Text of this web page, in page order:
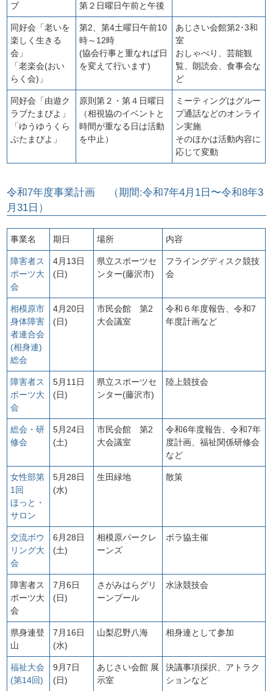
ブ
第２日曜日午前と午後
同好会「老いを
楽しく生きる
会」
「老楽会(おい
らく会)」
第2、第4土曜日午前10
時～12時
(協会行事と重なれば日
を変えて行います)
あじさい会館第2･3和
室
おしゃべり、芸能観
覧、朗読会、食事会な
ど
同好会「由遊ク
ラブたまぴよ」
「ゆうゆうくら
ぶたまぴよ」
原則第２・第４日曜日
（相視協のイベントと
時間が重なる日は活動
を中止）
ミーティングはグルー
プ通話などのオンライ
ン実施
そのほかは活動内容に
応じて変動
令和7年度事業計画 （期間:令和7年4月1日〜令和8年3
月31日）
事業名 期日 場所 内容
障害者ス
ポーツ大
会
4月13日
(日)
県立スポーツセ
ンター(藤沢市)
フライングディスク競技
会
相模原市
身体障害
者連合会
(相身連)
総会
4月20日
(日)
市民会館 第2
大会議室
令和６年度報告、令和7
年度計画など
障害者ス
ポーツ大
会
5月11日
(日)
県立スポーツセ
ンター(藤沢市)
陸上競技会
総会・研
修会
5月24日
(土)
市民会館 第2
大会議室
令和6年度報告、令和7年
度計画、福祉関係研修会
など
女性部第
1回
ほっと・
サロン
5月28日
(水)
生田緑地 散策
交流ボウ
リング大
会
6月28日
(土)
相模原パークレ
ーンズ
ボラ協主催
障害者ス
ポーツ大
会
7月6日
(日)
さがみはらグリ
ーンプール
水泳競技会
県身連登
山
7月16日
(水)
山梨忍野八海 相身連として参加
福祉大会
(第14回)
9月7日
(日)
あじさい会館 展
示室
決議事項採択、アトラク
ションなど